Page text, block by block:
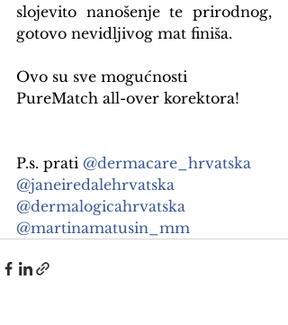
slojevito nanošenje te prirodnog,
gotovo nevidljivog mat finiša.
Ovo su sve mogućnosti
PureMatch all-over korektora!
P.s. prati @dermacare_hrvatska
@janeiredalehrvatska
@dermalogicahrvatska
@martinamatusin_mm